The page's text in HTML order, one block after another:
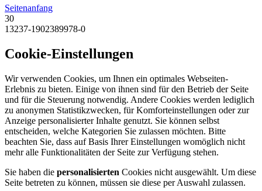
Seitenanfang
30
13237-1902389978-0
Cookie-Einstellungen
Wir verwenden Cookies, um Ihnen ein optimales Webseiten-
Erlebnis zu bieten. Einige von ihnen sind für den Betrieb der Seite
und für die Steuerung notwendig. Andere Cookies werden lediglich
zu anonymen Statistikzwecken, für Komforteinstellungen oder zur
Anzeige personalisierter Inhalte genutzt. Sie können selbst
entscheiden, welche Kategorien Sie zulassen möchten. Bitte
beachten Sie, dass auf Basis Ihrer Einstellungen womöglich nicht
mehr alle Funktionalitäten der Seite zur Verfügung stehen.
Sie haben die personalisierten Cookies nicht ausgewählt. Um diese
Seite betreten zu können, müssen sie diese per Auswahl zulassen.